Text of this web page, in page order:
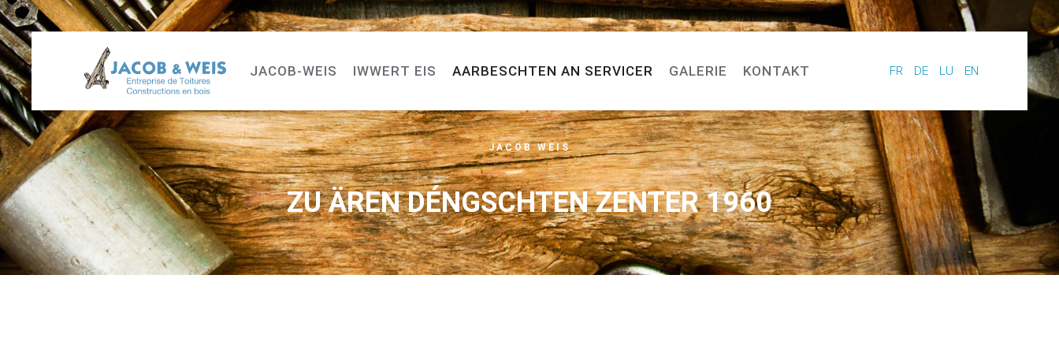
JACOB-WEIS IWWERT EIS AARBESCHTEN AN SERVICER GALERIE KONTAKT FR DE LU EN
JACOB WEIS
ZU ÄREN DÉNGSCHTEN ZENTER 1960